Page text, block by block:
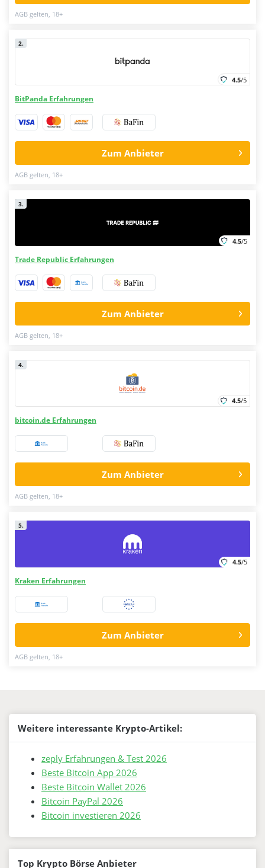
AGB gelten, 18+
2.
4.5/5
BitPanda Erfahrungen
Zum Anbieter
AGB gelten, 18+
3.
4.5/5
Trade Republic Erfahrungen
Zum Anbieter
AGB gelten, 18+
4.
4.5/5
bitcoin.de Erfahrungen
Zum Anbieter
AGB gelten, 18+
5.
4.5/5
Kraken Erfahrungen
Zum Anbieter
AGB gelten, 18+
Weitere interessante Krypto-Artikel:
zeply Erfahrungen & Test 2026
Beste Bitcoin App 2026
Beste Bitcoin Wallet 2026
Bitcoin PayPal 2026
Bitcoin investieren 2026
Top Krypto Börse Anbieter